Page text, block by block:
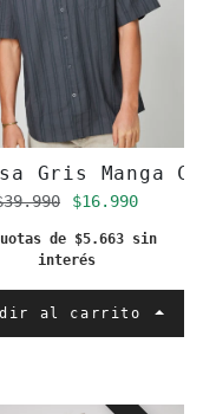
Gris Manga
regular
Precio de
$16.990
de $5.663 sin
interés
al carrito